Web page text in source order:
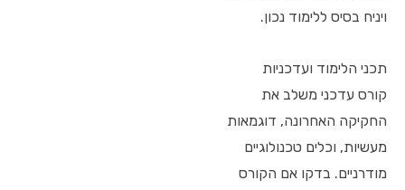
ויניח בסיס ללימוד נכון.
תכני הלימוד ועדכניות
קורס עדכני משלב את
החקיקה האחרונה, דוגמאות
מעשיות, וכלים טכנולוגיים
מודרניים. בדקו אם הקורס